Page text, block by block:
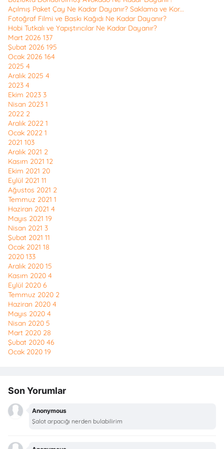
Açılmış Paket Çay Ne Kadar Dayanır? Saklama ve Kor...
Fotoğraf Filmi ve Baskı Kağıdı Ne Kadar Dayanır?
Hobi Tutkalı ve Yapıştırıcılar Ne Kadar Dayanır?
Mart 2026 137
Şubat 2026 195
Ocak 2026 164
2025 4
Aralık 2025 4
2023 4
Ekim 2023 3
Nisan 2023 1
2022 2
Aralık 2022 1
Ocak 2022 1
2021 103
Aralık 2021 2
Kasım 2021 12
Ekim 2021 20
Eylül 2021 11
Ağustos 2021 2
Temmuz 2021 1
Haziran 2021 4
Mayıs 2021 19
Nisan 2021 3
Şubat 2021 11
Ocak 2021 18
2020 133
Aralık 2020 15
Kasım 2020 4
Eylül 2020 6
Temmuz 2020 2
Haziran 2020 4
Mayıs 2020 4
Nisan 2020 5
Mart 2020 28
Şubat 2020 46
Ocak 2020 19
Son Yorumlar
Anonymous
Şalot arpacığı nerden bulabilirim